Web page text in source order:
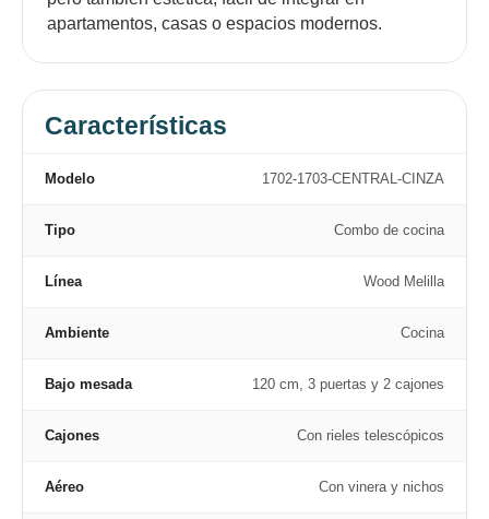
apartamentos, casas o espacios modernos.
Características
Modelo 1702-1703-CENTRAL-CINZA
Tipo Combo de cocina
Línea Wood Melilla
Ambiente Cocina
Bajo mesada 120 cm, 3 puertas y 2 cajones
Cajones Con rieles telescópicos
Aéreo Con vinera y nichos